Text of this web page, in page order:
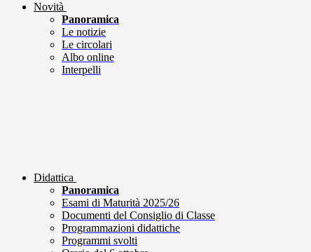
Novità
Panoramica
Le notizie
Le circolari
Albo online
Interpelli
Didattica
Panoramica
Esami di Maturità 2025/26
Documenti del Consiglio di Classe
Programmazioni didattiche
Programmi svolti